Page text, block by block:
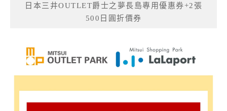
日本三井OUTLET爵士之夢長島專用優惠券+2張
500日圓折價券